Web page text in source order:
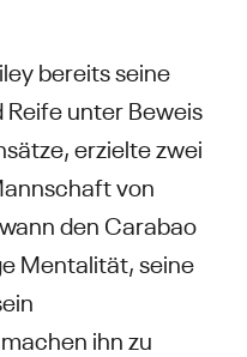
bereits seine
unter Beweis
erzielte zwei
von
den Carabao
Mentalität, seine
ihn zu